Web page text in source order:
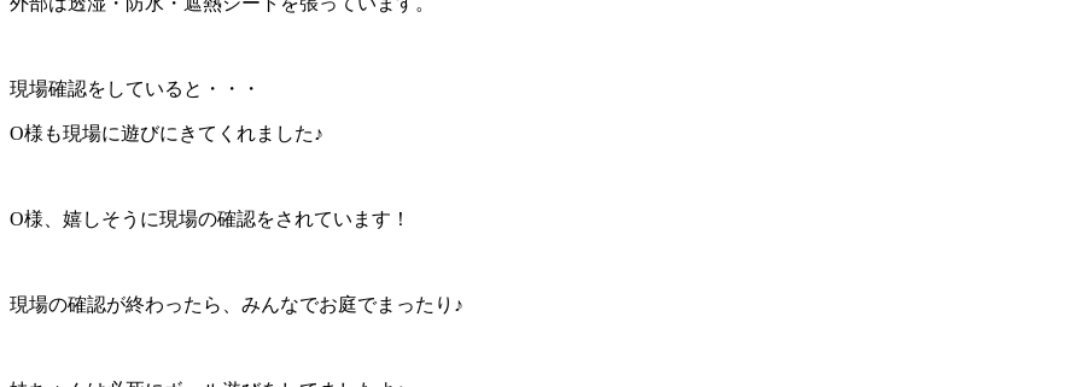
現場確認をしていると・・・
O様も現場に遊びにきてくれました♪
O様、嬉しそうに現場の確認をされています！
現場の確認が終わったら、みんなでお庭でまったり♪